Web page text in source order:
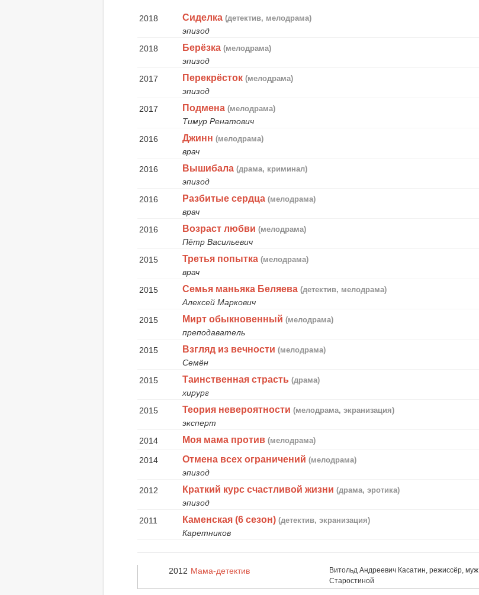
2018 Сиделка (детектив, мелодрама)
эпизод
2018
Берёзка (мелодрама)
эпизод
2017
Перекрёсток (мелодрама)
эпизод
2017
Подмена (мелодрама)
Тимур Ренатович
2016
Джинн (мелодрама)
врач
2016
Вышибала (драма, криминал)
эпизод
2016
Разбитые сердца (мелодрама)
врач
2016
Возраст любви (мелодрама)
Пётр Васильевич
2015
Третья попытка (мелодрама)
врач
2015
Семья маньяка Беляева (детектив, мелодрама)
Алексей Маркович
2015
Мирт обыкновенный (мелодрама)
преподаватель
2015
Взгляд из вечности (мелодрама)
Семён
2015
Таинственная страсть (драма)
хирург
2015
Теория невероятности (мелодрама, экранизация)
эксперт
2014
Моя мама против (мелодрама)
2014 Отмена всех ограничений (мелодрама)
эпизод
2012
Краткий курс счастливой жизни (драма, эротика)
эпизод
2011
Каменская (6 сезон) (детектив, экранизация)
Каретников
2012 Мама-детектив
Витольд Андреевич Касатин, режиссёр, муж
Старостиной